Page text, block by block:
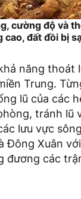
cường độ và
cao, đất đồi bị
năng thoát
Trung.
lũ của các
tránh lũ
lưu vực
Đông Xuân
đương các